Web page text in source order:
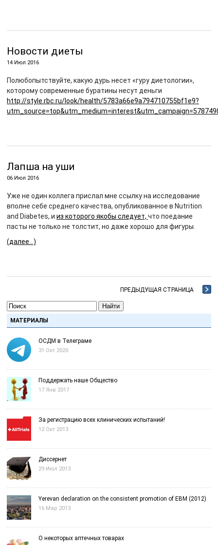
Новости диеты
14 Июл 2016
Полюбопытствуйте, какую дурь несет «гуру диетологии»,
которому современные буратины несут деньги
http://style.rbc.ru/look/health/5783a66e9a794710755bf1e9?
Лапша на уши
06 Июл 2016
Уже не один коллега прислал мне ссылку на исследование
вполне себе среднего качества, опубликованное в Nutrition
and Diabetes, и из которого якобы следует, что поедание
пасты не только не толстит, но даже хорошо для фигуры.
(далее…)
ПРЕДЫДУЩАЯ СТРАНИЦА
Найти
МАТЕРИАЛЫ
ОСДМ в Телеграме
31 Окт 2020
Поддержать наше Общество
17 Янв 2017
За регистрацию всех клинических испытаний!
12 Окт 2013
Диссернет
29 Июл 2013
Yerevan declaration on the consistent promotion of EBM (2012)
16 Мар 2013
О некоторых аптечных товарах